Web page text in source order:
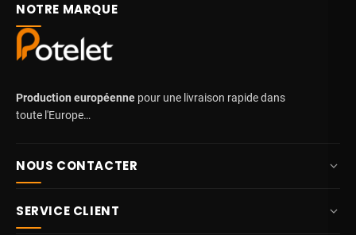
NOTRE MARQUE
Production européenne pour une livraison rapide dans
toute l'Europe…
NOUS CONTACTER
SERVICE CLIENT